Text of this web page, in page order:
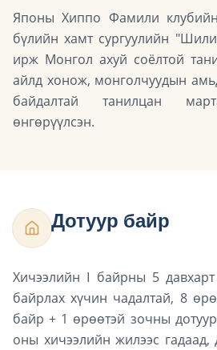
Японы Хиппо Фамили
бүлийн хамт сургуулийн
ирж Монгол ахуй соёлтой
айлд хонож, монголчуудын
байдалтай танилцан
өнгөрүүлсэн.
Дотуур байр
Хичээлийн I байрны 5
байрлах хүчин чадалтай, 8
байр + 1 өрөөтэй зочны
оны хичээлийн жилээс гадаад,